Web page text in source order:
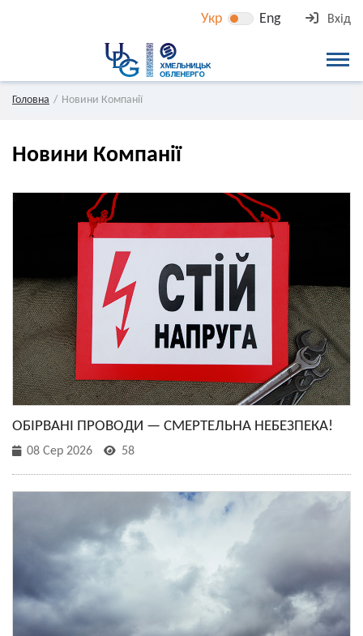
Укр Eng Вхід
Головна Новини Компанії
Новини Компанії
ОБІРВАНІ ПРОВОДИ — СМЕРТЕЛЬНА НЕБЕЗПЕКА!
08 Сер 2026 58